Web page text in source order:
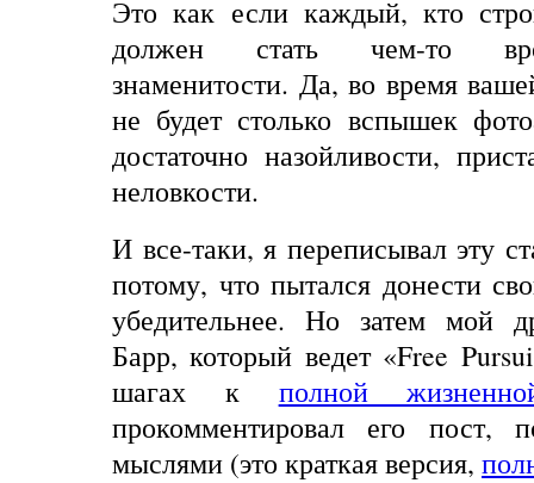
Это как если каждый, кто
должен стать чем-то
знаменитости. Да, во время
не будет столько вспышек
достаточно назойливости,
неловкости.
И все-таки, я переписывал эту
потому, что пытался донести
убедительнее. Но затем мой
Барр, который ведет «Free
шагах к полной
прокомментировал его пост,
мыслями (это краткая версия,